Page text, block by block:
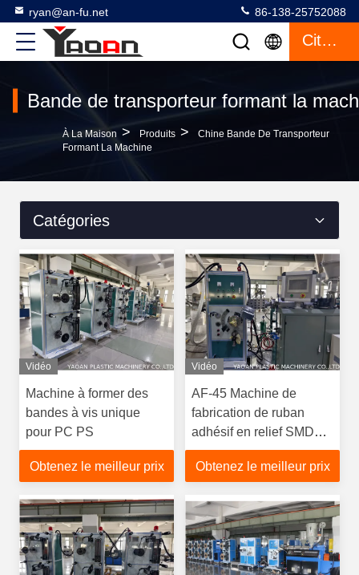
ryan@an-fu.net 86-138-25752088
Citation
Bande de transporteur formant la
À La Maison > Produits >
Chine Bande De Transporteur
Formant La Machine
Catégories
Vidéo
Machine à former des
bandes à vis unique
pour PC PS
Obtenez le meilleur prix
Vidéo
AF-45 Machine de
fabrication de ruban
adhésif en relief SMD
pour semi-conducteurs
SMT IC et emballages
Obtenez le meilleur prix